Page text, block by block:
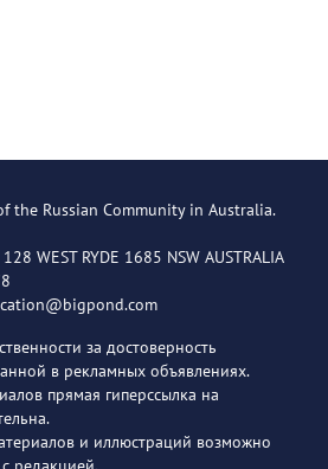
the Russian Community in Australia.
WEST RYDE 1685 NSW AUSTRALIA
за достоверность
в рекламных объявлениях.
прямая гиперссылка на
и иллюстраций возможно